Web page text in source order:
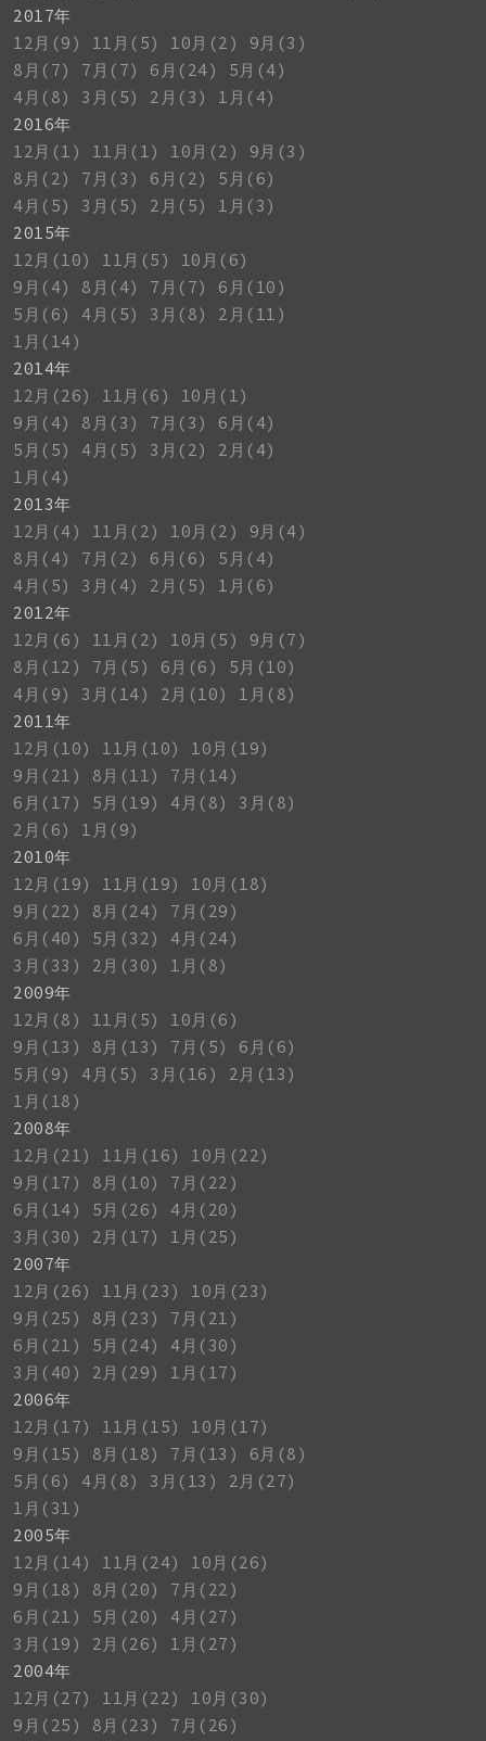
2017年
12月(9)
11月(5) 10月(2)
9月(3)
8月(7)
7月(7) 6月(24)
5月(4)
4月(8)
3月(5) 2月(3)
1月(4)
2016年
12月(1)
11月(1) 10月(2)
9月(3)
8月(2)
7月(3) 6月(2)
5月(6)
4月(5)
3月(5) 2月(5)
1月(3)
2015年
12月(10)
11月(5)
10月(6)
9月(4)
8月(4) 7月(7)
6月(10)
5月(6)
4月(5) 3月(8)
2月(11)
1月(14)
2014年
12月(26)
11月(6)
10月(1)
9月(4)
8月(3) 7月(3)
6月(4)
5月(5)
4月(5) 3月(2)
2月(4)
1月(4)
2013年
12月(4)
11月(2) 10月(2)
9月(4)
8月(4)
7月(2) 6月(6)
5月(4)
4月(5)
3月(4) 2月(5)
1月(6)
2012年
12月(6)
11月(2) 10月(5)
9月(7)
8月(12)
7月(5) 6月(6)
5月(10)
4月(9)
3月(14) 2月(10)
1月(8)
2011年
12月(10)
11月(10)
10月(19)
9月(21)
8月(11)
7月(14)
6月(17)
5月(19) 4月(8)
3月(8)
2月(6)
1月(9)
2010年
12月(19)
11月(19)
10月(18)
9月(22)
8月(24)
7月(29)
6月(40)
5月(32)
4月(24)
3月(33)
2月(30)
1月(8)
2009年
12月(8)
11月(5)
10月(6)
9月(13)
8月(13) 7月(5)
6月(6)
5月(9)
4月(5) 3月(16)
2月(13)
1月(18)
2008年
12月(21)
11月(16)
10月(22)
9月(17)
8月(10)
7月(22)
6月(14)
5月(26)
4月(20)
3月(30)
2月(17)
1月(25)
2007年
12月(26)
11月(23)
10月(23)
9月(25)
8月(23)
7月(21)
6月(21)
5月(24)
4月(30)
3月(40)
2月(29)
1月(17)
2006年
12月(17)
11月(15)
10月(17)
9月(15)
8月(18) 7月(13)
6月(8)
5月(6)
4月(8) 3月(13)
2月(27)
1月(31)
2005年
12月(14)
11月(24)
10月(26)
9月(18)
8月(20)
7月(22)
6月(21)
5月(20)
4月(27)
3月(19)
2月(26)
1月(27)
2004年
12月(27)
11月(22)
10月(30)
9月(25)
8月(23) 7月(26)